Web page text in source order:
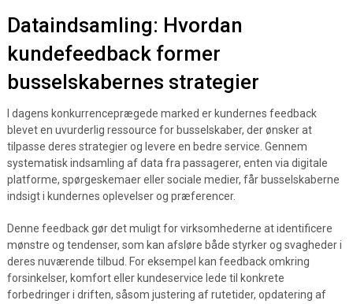
Dataindsamling: Hvordan
kundefeedback former
busselskabernes strategier
I dagens konkurrenceprægede marked er kundernes feedback
blevet en uvurderlig ressource for busselskaber, der ønsker at
tilpasse deres strategier og levere en bedre service. Gennem
systematisk indsamling af data fra passagerer, enten via digitale
platforme, spørgeskemaer eller sociale medier, får busselskaberne
indsigt i kundernes oplevelser og præferencer.
Denne feedback gør det muligt for virksomhederne at identificere
mønstre og tendenser, som kan afsløre både styrker og svagheder i
deres nuværende tilbud. For eksempel kan feedback omkring
forsinkelser, komfort eller kundeservice lede til konkrete
forbedringer i driften, såsom justering af rutetider, opdatering af